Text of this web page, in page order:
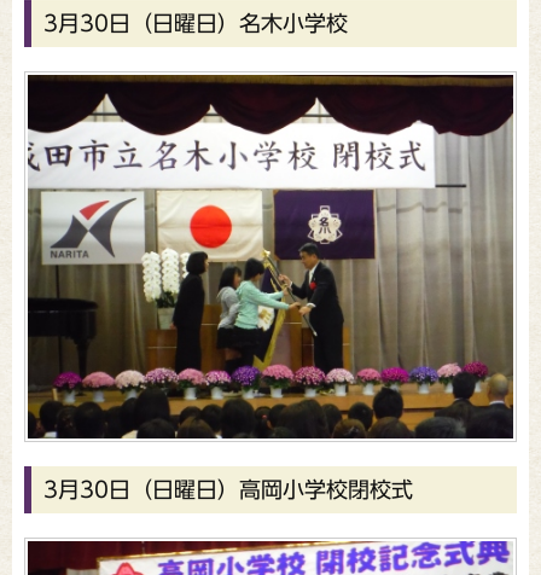
3月30日（日曜日）名木小学校
3月30日（日曜日）高岡小学校閉校式